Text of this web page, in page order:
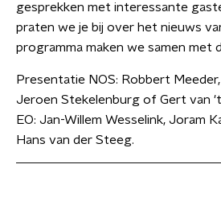
gesprekken met interessante
praten we je bij over het nieuws
programma maken we samen met
Presentatie NOS: Robbert
Jeroen Stekelenburg of Gert van
EO: Jan-Willem Wesselink, Joram
Hans van der Steeg.